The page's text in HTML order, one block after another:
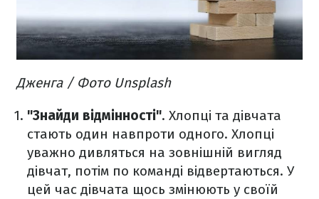
Дженга / Фото Unsplash
"Знайди відмінності". Хлопці та дівчата
стають один навпроти одного. Хлопці
уважно дивляться на зовнішній вигляд
дівчат, потім по команді відвертаються. У
цей час дівчата щось змінюють у своїй